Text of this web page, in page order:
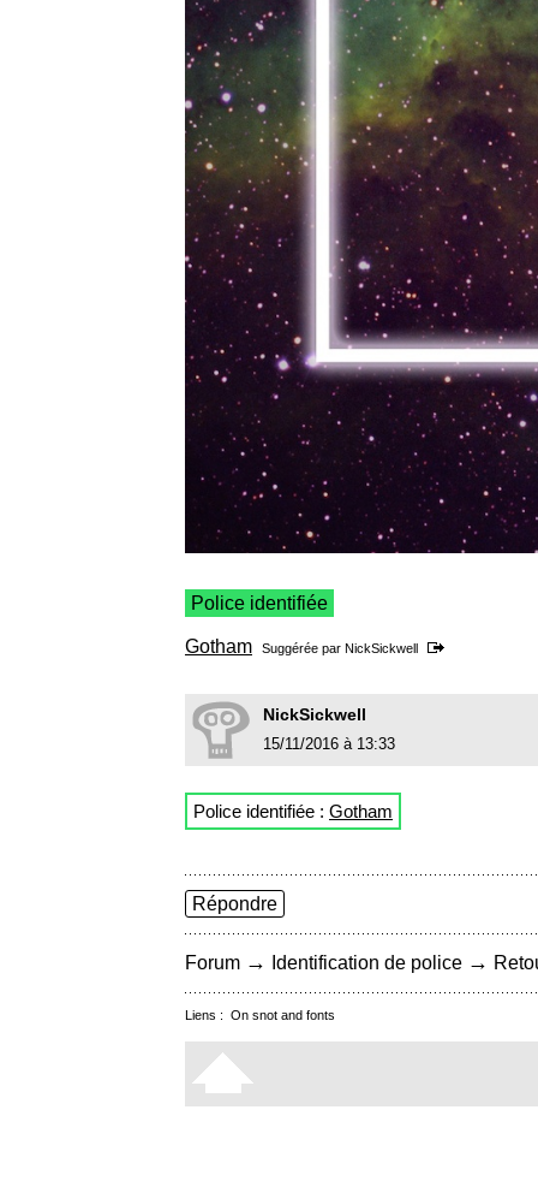
Police identifiée
Gotham Suggérée par NickSickwell
NickSickwell
15/11/2016 à 13:33
Police identifiée : Gotham
Répondre
Forum → Identification de police →
Liens : On snot and fonts